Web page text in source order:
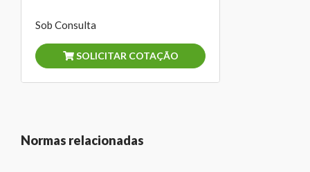
Sob Consulta
SOLICITAR COTAÇÃO
Normas relacionadas